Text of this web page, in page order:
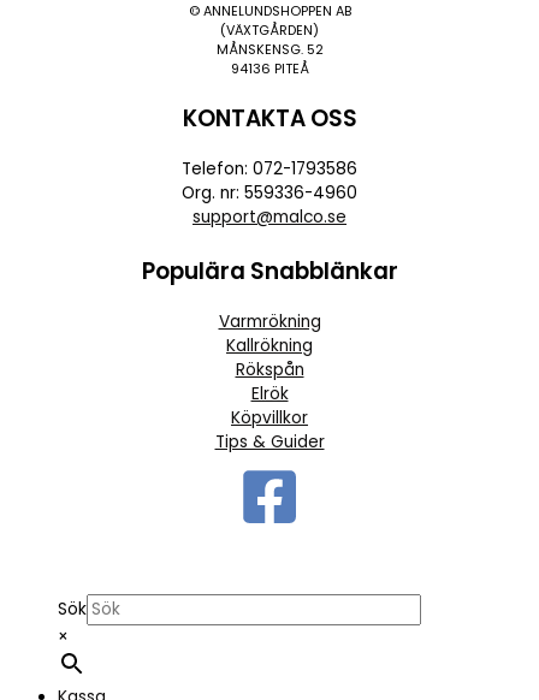
© ANNELUNDSHOPPEN AB
(VÄXTGÅRDEN)
MÅNSKENSG. 52
94136 PITEÅ
KONTAKTA OSS
Telefon: 072-1793586
Org. nr: 559336-4960
support@malco.se
Populära Snabblänkar
Varmrökning
Kallrökning
Rökspån
Elrök
Köpvillkor
Tips & Guider
Sök
×